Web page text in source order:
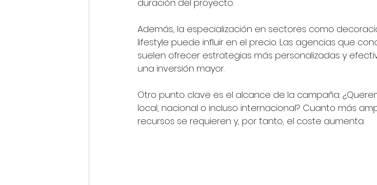
duración del proyecto.
Además, la especialización en sectores como
lifestyle puede influir en el precio. Las agencias que
suelen ofrecer estrategias más personalizadas y
una inversión mayor.
Otro punto clave es el alcance de la campaña.
local, nacional o incluso internacional? Cuanto más
recursos se requieren y, por tanto, el coste aumenta.